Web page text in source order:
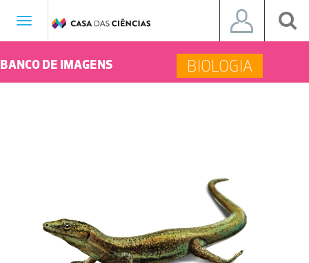
Toggle
BANCO DE IMAGENS BIOLOGIA